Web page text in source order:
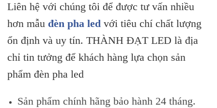
Liên hệ với chúng tôi để được tư vấn nhiều
hơn mẫu đèn pha led với tiêu chí chất lượng
ổn định và uy tín. THÀNH ĐẠT LED là địa
chỉ tin tưởng để khách hàng lựa chọn sản
phẩm đèn pha led
Sản phẩm chính hãng bảo hành 24 tháng.